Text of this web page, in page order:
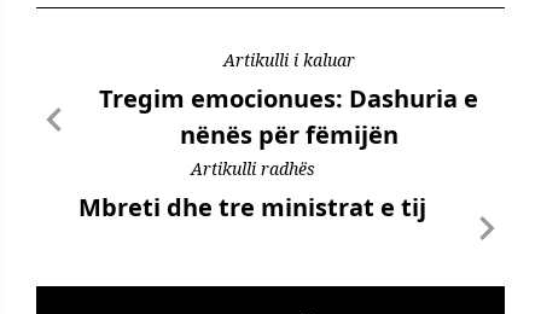
Artikulli i kaluar
Tregim emocionues: Dashuria e
nënës për fëmijën
Artikulli radhës
Mbreti dhe tre ministrat e tij